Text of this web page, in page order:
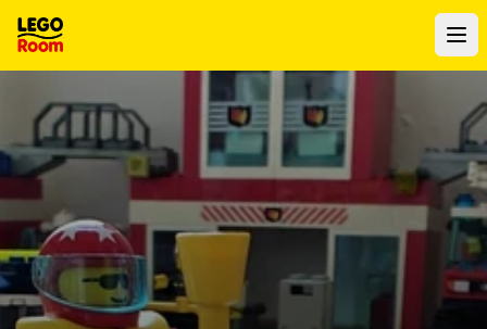
Vers le contenu principal